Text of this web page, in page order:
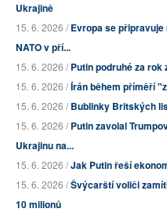
Ukrajině
15. 6. 2026 /Evropa se
NATO v pří...
15. 6. 2026 /Putin podruhé za
15. 6. 2026 /Írán během příměří
15. 6. 2026 /Bublinky Britských
15. 6. 2026 /Putin zavolal
Ukrajinu na...
15. 6. 2026 /Jak Putin řeší
15. 6. 2026 /Švýcarští voliči
10 milionů